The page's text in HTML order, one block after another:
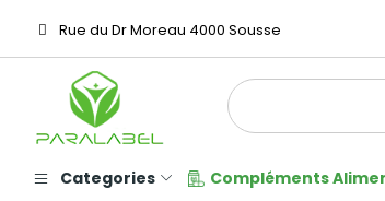
Rue du Dr Moreau 4000 Sousse
Categories Compléments